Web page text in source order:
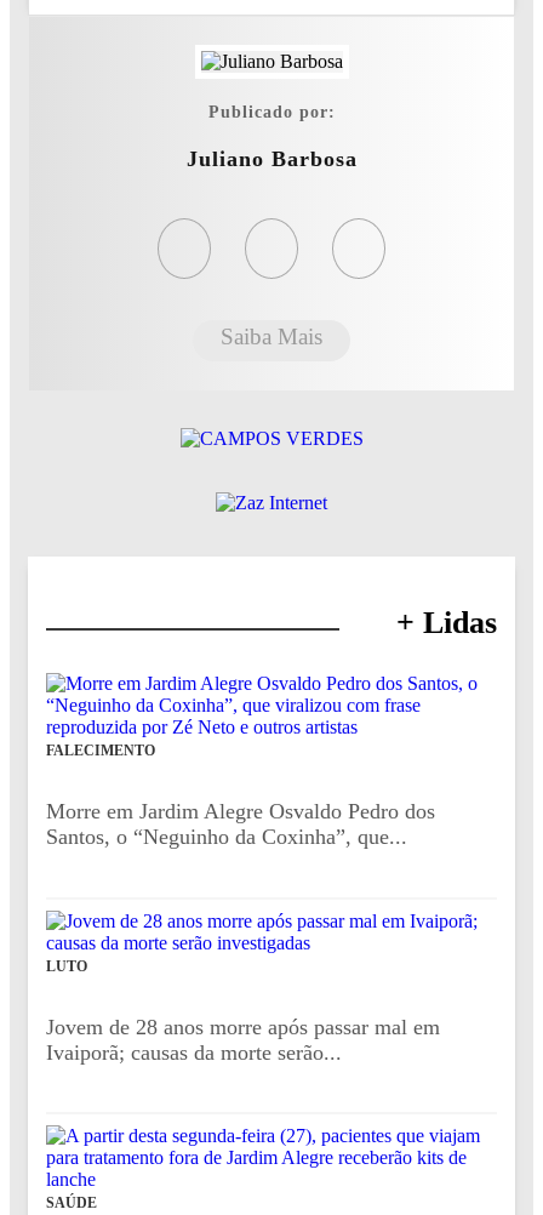
Publicado por:
Juliano Barbosa
Saiba Mais
+ Lidas
FALECIMENTO
Morre em Jardim Alegre Osvaldo Pedro dos
Santos, o “Neguinho da Coxinha”, que...
LUTO
Jovem de 28 anos morre após passar mal em
Ivaiporã; causas da morte serão...
SAÚDE